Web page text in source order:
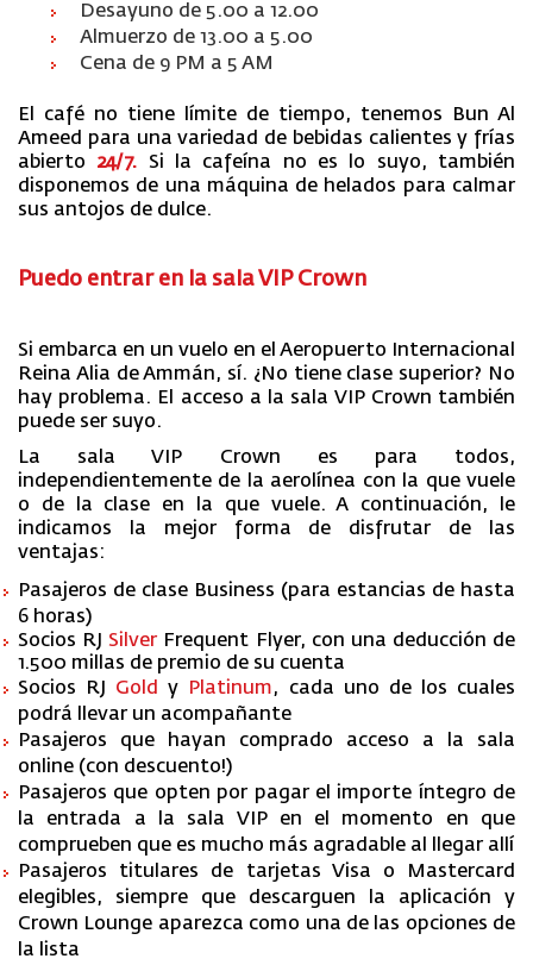
Desayuno de 5.00 a 12.00
Almuerzo de 13.00 a 5.00
Cena de 9 PM a 5 AM
El café no tiene límite de tiempo, tenemos Bun Al
Ameed para una variedad de bebidas calientes y frías
abierto 24/7. Si la cafeína no es lo suyo, también
disponemos de una máquina de helados para calmar
sus antojos de dulce.
Puedo entrar en la sala VIP Crown
Si embarca en un vuelo en el Aeropuerto Internacional
Reina Alia de Ammán, sí. ¿No tiene clase superior? No
hay problema. El acceso a la sala VIP Crown también
puede ser suyo.
La sala VIP Crown es para todos,
independientemente de la aerolínea con la que vuele
o de la clase en la que vuele. A continuación, le
indicamos la mejor forma de disfrutar de las
ventajas:
Pasajeros de clase Business (para estancias de hasta
6 horas)
Socios RJSilverFrequent Flyer, con una deducción de
1.500 millas de premio de su cuenta
Socios RJ Gold y Platinum, cada uno de los cuales
podrá llevar un acompañante
Pasajeros que hayan comprado acceso a la sala
online (con descuento!)
Pasajeros que opten por pagar el importe íntegro de
la entrada a la sala VIP en el momento en que
comprueben que es mucho más agradable al llegar allí
Pasajeros titulares de tarjetas Visa o Mastercard
elegibles, siempre que descarguen la aplicación y
Crown Lounge aparezca como una de las opciones de
la lista